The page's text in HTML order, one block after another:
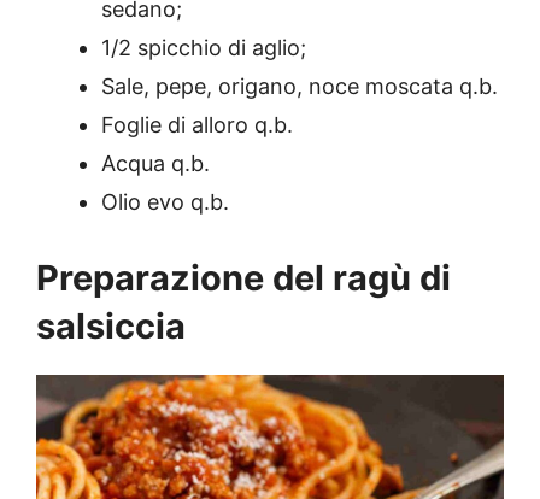
sedano;
1/2 spicchio di aglio;
Sale, pepe, origano, noce moscata q.b.
Foglie di alloro q.b.
Acqua q.b.
Olio evo q.b.
Preparazione del ragù di
salsiccia